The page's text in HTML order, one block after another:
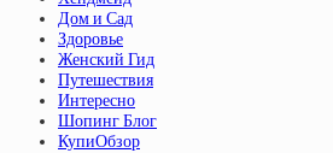
Дом и Сад
Здоровье
Женский Гид
Путешествия
Интересно
Шопинг Блог
КупиОбзор